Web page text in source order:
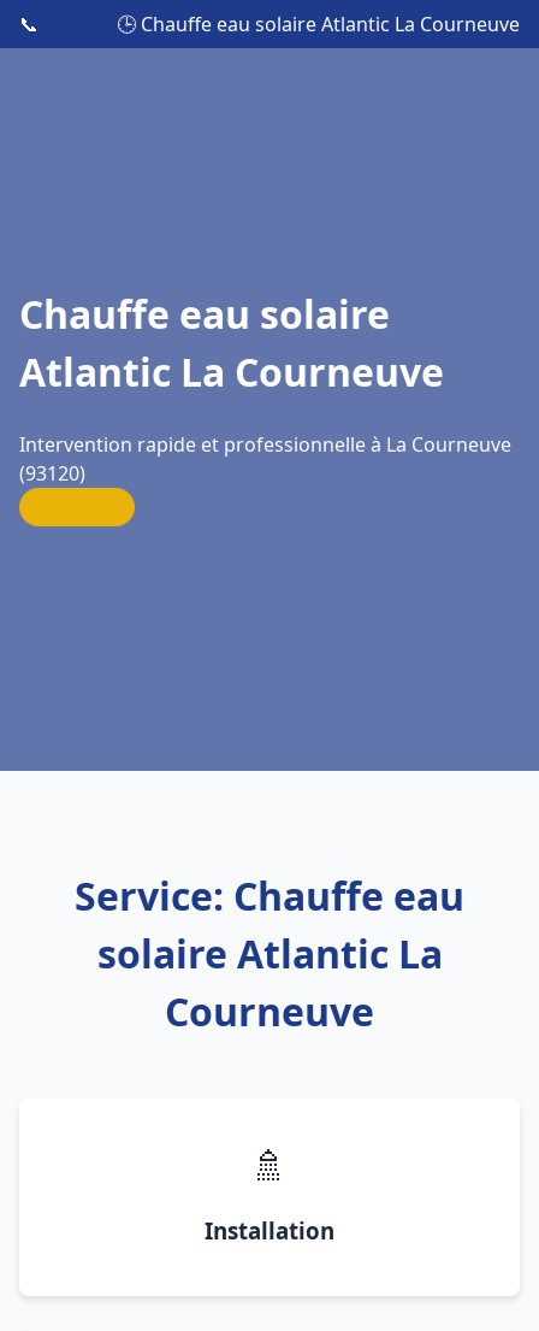
📞 🕒 Chauffe eau solaire Atlantic La Courneuve
Chauffe eau solaire
Atlantic La Courneuve
Intervention rapide et professionnelle à La Courneuve
(93120)
Service: Chauffe eau
solaire Atlantic La
Courneuve
🚿
Installation